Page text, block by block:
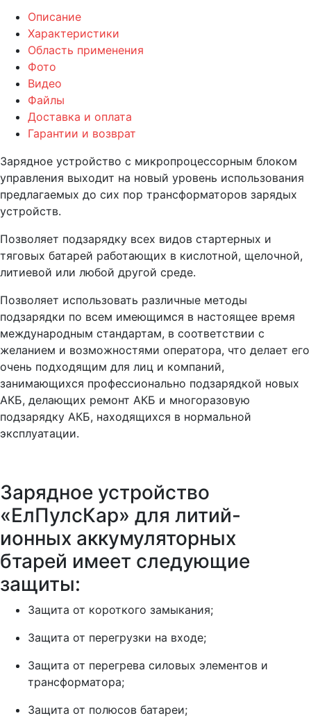
Описание
Характеристики
Область применения
Фото
Видео
Файлы
Доставка и оплата
Гарантии и возврат
Зарядное устройство с микропроцессорным блоком
управления выходит на новый уровень использования
предлагаемых до сих пор трансформаторов зарядых
устройств.
Позволяет подзарядку всех видов стартерных и
тяговых батарей работающих в кислотной, щелочной,
литиевой или любой другой среде.
Позволяет использовать различные методы
подзарядки по всем имеющимся в настоящее время
международным стандартам, в соответствии с
желанием и возможностями оператора, что делает его
очень подходящим для лиц и компаний,
занимающихся профессионально подзарядкой новых
АКБ, делающих ремонт АКБ и многоразовую
подзарядку АКБ, находящихся в нормальной
эксплуатации.
Зарядное устройство
«ЕлПулсКар» для литий-
ионных аккумуляторных
бтарей имеет следующие
защиты:
Защита от короткого замыкания;
Защита от перегрузки на входе;
Защита от перегрева силовых элементов и
трансформатора;
Защита от полюсов батареи;